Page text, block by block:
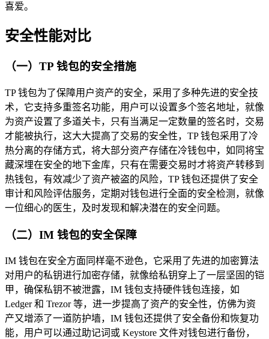
喜爱。
安全性能对比
（一）TP 钱包的安全措施
TP 钱包为了保障用户资产的安全，采用了多种先进的安全技
术，它支持多重签名功能，用户可以设置多个签名地址，就像
为资产设置了多道关卡，只有当满足一定数量的签名时，交易
才能被执行，这大大提高了交易的安全性，TP 钱包采用了冷
热分离的存储方式，将大部分资产存储在冷钱包中，如同将宝
藏深埋在安全的地下金库，只有在需要交易时才将资产转移到
热钱包，有效减少了资产被盗的风险，TP 钱包还提供了安全
审计和风险评估服务，定期对钱包进行全面的安全检测，就像
一位细心的医生，及时发现和解决潜在的安全问题。
（二）IM 钱包的安全保障
IM 钱包在安全方面同样毫不逊色，它采用了先进的加密算法
对用户的私钥进行加密存储，就像给私钥穿上了一层坚固的铠
甲，确保私钥不被泄露，IM 钱包支持硬件钱包连接，如
Ledger 和 Trezor 等，进一步提高了资产的安全性，仿佛为资
产又增添了一道防护墙，IM 钱包还提供了安全备份和恢复功
能，用户可以通过助记词或 Keystore 文件对钱包进行备份，